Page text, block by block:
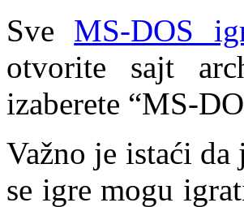
Sve MS-DOS
otvorite sajt
izaberete “MS-
Važno je istaći da
se igre mogu